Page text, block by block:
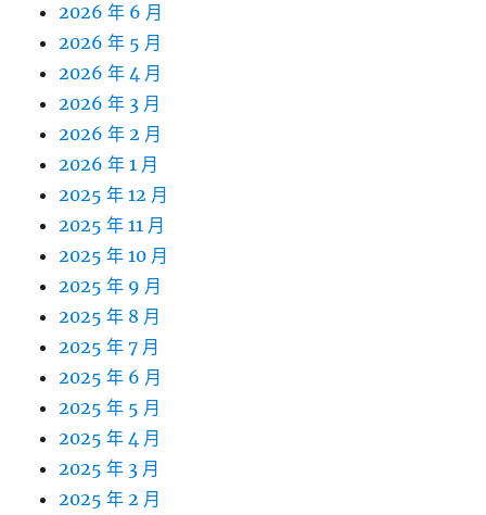
2026 年 6 月
2026 年 5 月
2026 年 4 月
2026 年 3 月
2026 年 2 月
2026 年 1 月
2025 年 12 月
2025 年 11 月
2025 年 10 月
2025 年 9 月
2025 年 8 月
2025 年 7 月
2025 年 6 月
2025 年 5 月
2025 年 4 月
2025 年 3 月
2025 年 2 月